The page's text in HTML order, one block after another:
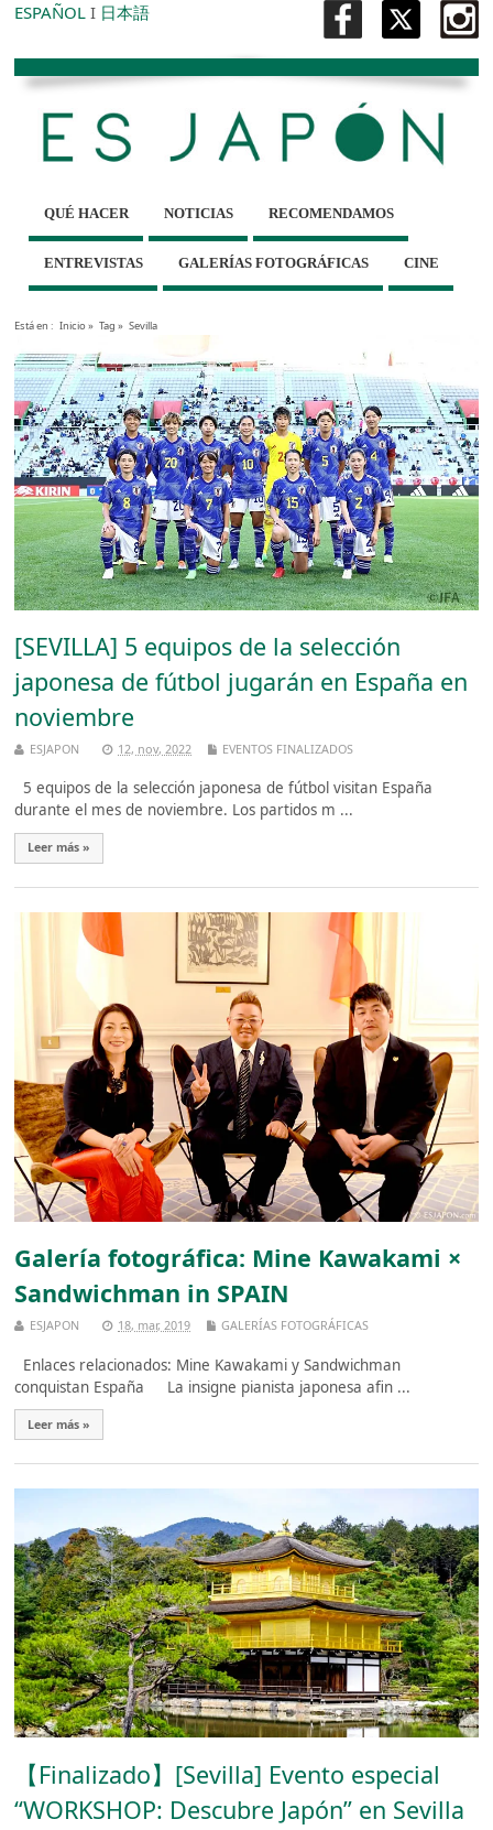
ESPAÑOL I 日本語
QUÉ HACER NOTICIAS RECOMENDAMOS
ENTREVISTAS GALERÍAS FOTOGRÁFICAS CINE
Está en : Inicio» Tag » Sevilla
[SEVILLA] 5 equipos de la selección
japonesa de fútbol jugarán en España en
noviembre
ESJAPON 12, nov, 2022 EVENTOS FINALIZADOS
5 equipos de la selección japonesa de fútbol visitan España
durante el mes de noviembre. Los partidos m ...
Leer más »
Galería fotográfica: Mine Kawakami ×
Sandwichman in SPAIN
ESJAPON 18, mar, 2019 GALERÍAS FOTOGRÁFICAS
Enlaces relacionados: Mine Kawakami y Sandwichman
conquistan España La insigne pianista japonesa afin ...
Leer más »
【Finalizado】[Sevilla] Evento especial
“WORKSHOP: Descubre Japón” en Sevilla